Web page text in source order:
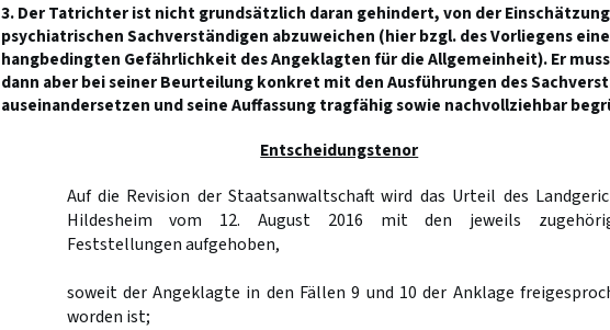
3. Der Tatrichter ist nicht grundsätzlich daran gehindert, von der
psychiatrischen Sachverständigen abzuweichen (hier bzgl. des Vorliegens
hangbedingten Gefährlichkeit des Angeklagten für die Allgemeinheit). Er
dann aber bei seiner Beurteilung konkret mit den Ausführungen des
auseinandersetzen und seine Auffassung tragfähig sowie nachvollziehbar
Entscheidungstenor
Auf die Revision der Staatsanwaltschaft wird das Urteil des
Hildesheim vom 12. August 2016 mit den jeweils
Feststellungen aufgehoben,
soweit der Angeklagte in den Fällen 9 und 10 der Anklage
worden ist;